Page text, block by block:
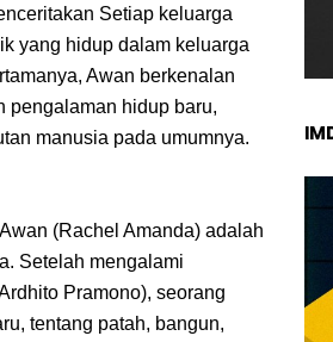
Setiap keluarga
yang hidup dalam keluarga
Awan berkenalan
pengalaman hidup baru,
manusia pada umumnya.
(Rachel Amanda) adalah
Setelah mengalami
Pramono), seorang
tentang patah, bangun,